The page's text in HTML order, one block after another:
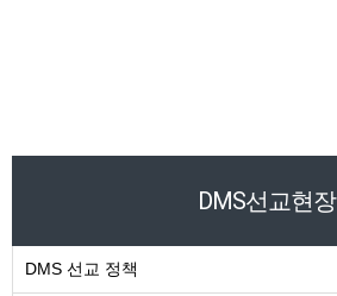
DMS선교현장
DMS 선교 정책